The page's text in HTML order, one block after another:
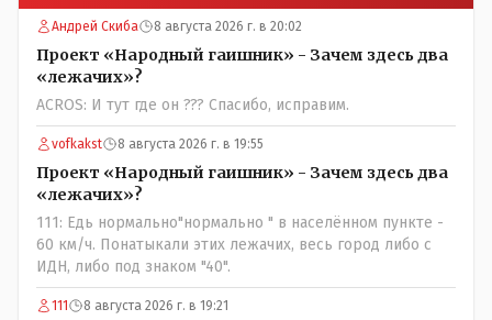
Андрей Скиба 8 августа 2026 г. в 20:02
Проект «Народный гаишник» - Зачем здесь два
«лежачих»?
ACROS: И тут где он ??? Спасибо, исправим.
vofkakst 8 августа 2026 г. в 19:55
Проект «Народный гаишник» - Зачем здесь два
«лежачих»?
111: Едь нормально"нормально " в населённом пункте -
60 км/ч. Понатыкали этих лежачих, весь город либо с
ИДН, либо под знаком "40".
111 8 августа 2026 г. в 19:21